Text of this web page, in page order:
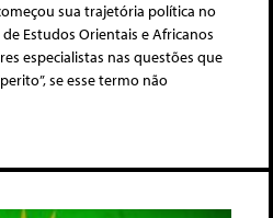
sua trajetória política no
Estudos Orientais e Africanos
especialistas nas questões que
se esse termo não